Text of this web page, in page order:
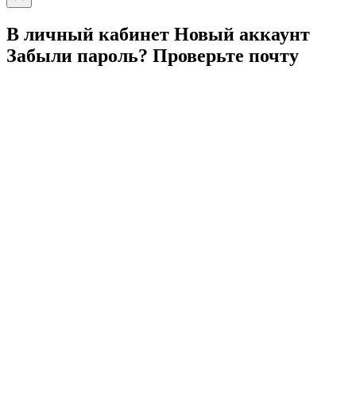
В личный кабинет Новый аккаунт
Забыли пароль? Проверьте почту